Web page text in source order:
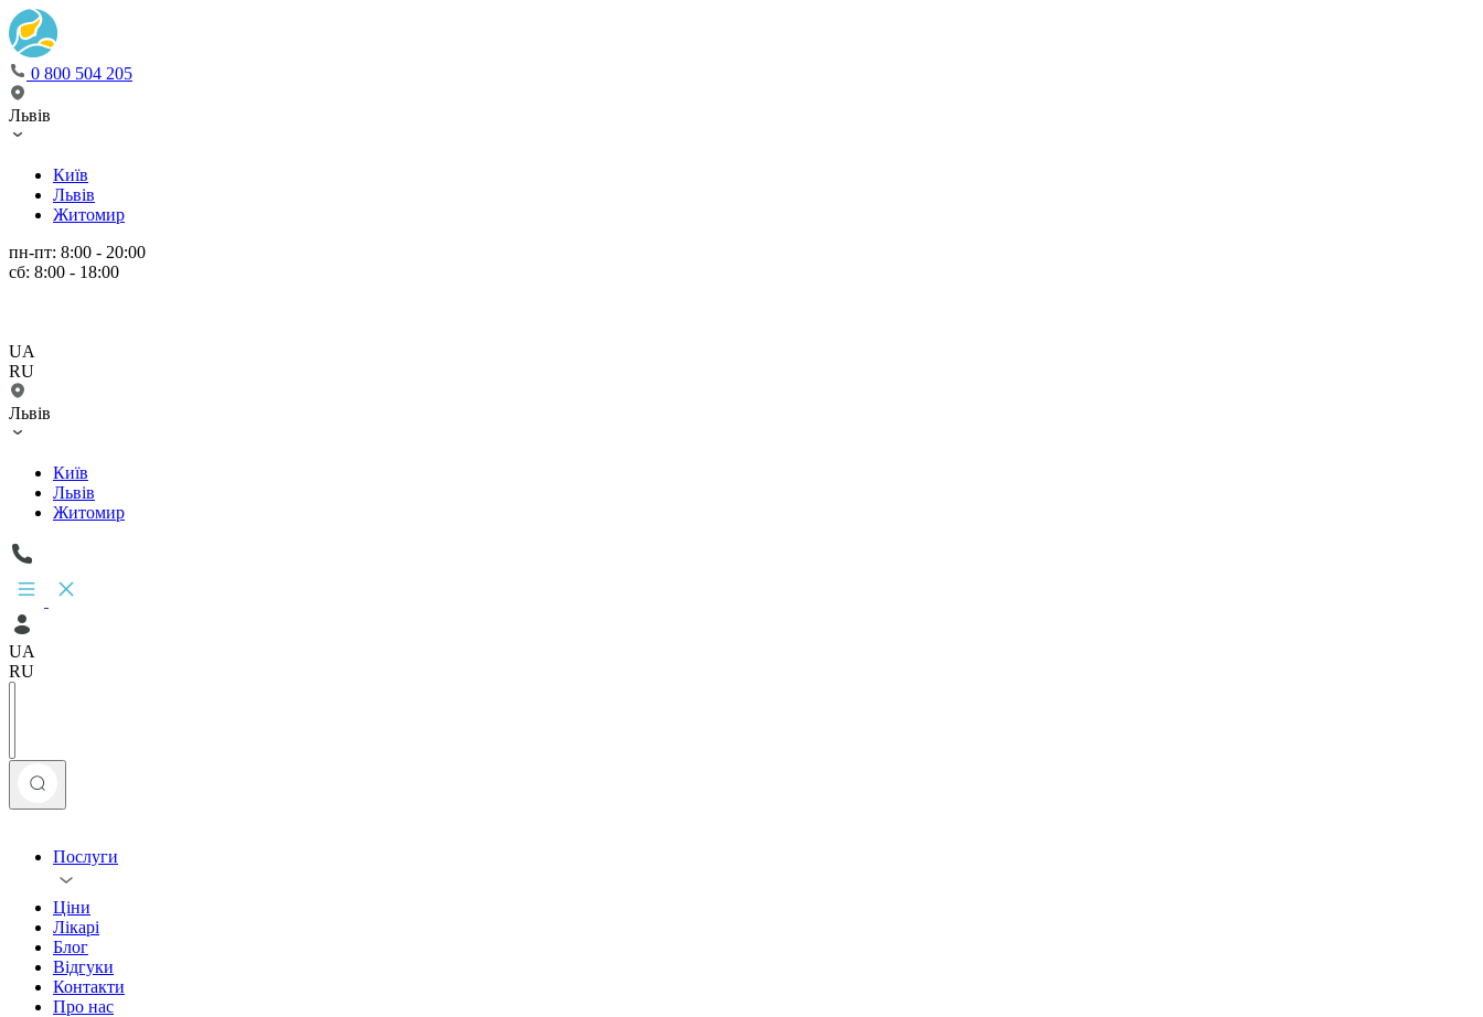
0 800 504 205
Львів
Київ
Львів
Житомир
пн-пт: 8:00 - 20:00
сб: 8:00 - 18:00
UA
RU
Львів
Київ
Львів
Житомир
UA
RU
Послуги
Ціни
Лікарі
Блог
Відгуки
Контакти
Про нас